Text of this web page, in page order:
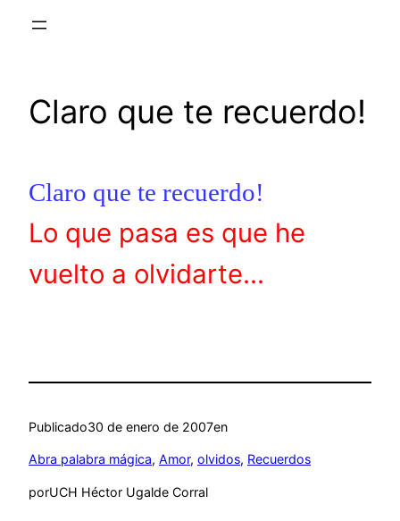
Claro que te recuerdo!
Claro que te recuerdo!
Lo que pasa es que he
vuelto a olvidarte…
Publicado30 de enero de 2007en
Abra palabra mágica, Amor, olvidos, Recuerdos
porUCH Héctor Ugalde Corral